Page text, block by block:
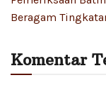
Beragam
Komentar